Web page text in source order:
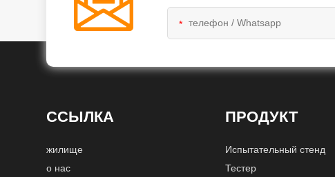
*
ССЫЛКА
жилище
о нас
ПРОДУКТ
Испытательный стенд
Тестер